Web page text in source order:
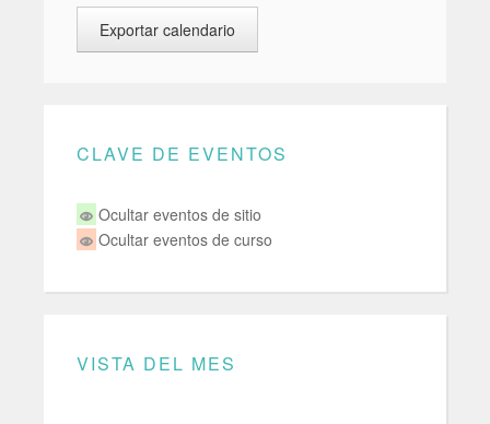
CLAVE DE EVENTOS
Ocultar eventos de sitio
Ocultar eventos de curso
VISTA DEL MES